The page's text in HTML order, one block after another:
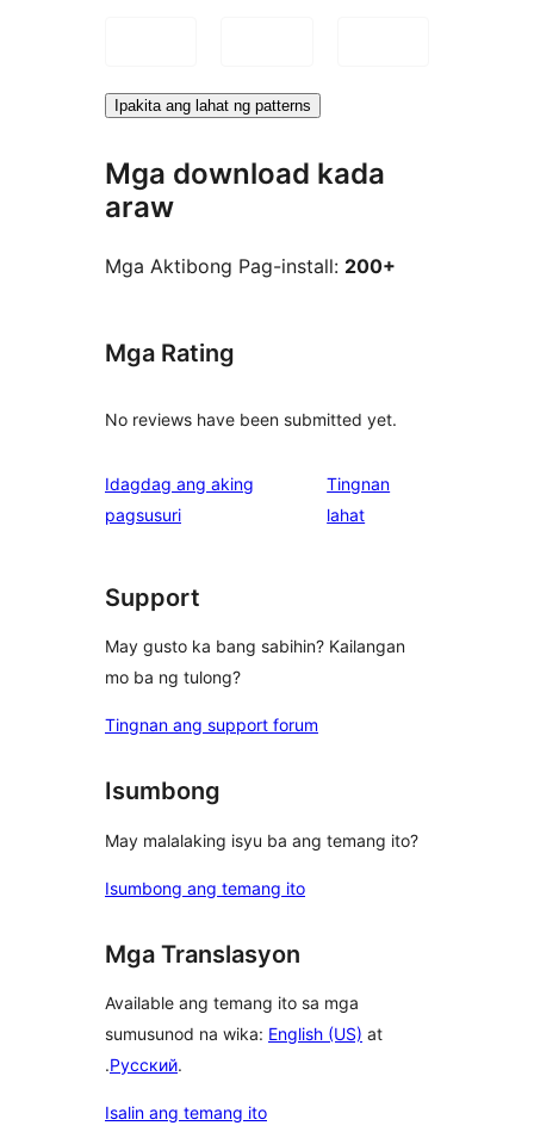
Ipakita ang lahat ng patterns
Mga download kada
araw
Mga Aktibong Pag-install: 200+
Mga Rating
No reviews have been submitted yet.
Idagdag ang aking
pagsusuri
Tingnan
lahatng
Support
May gusto ka bang sabihin? Kailangan
mo ba ng tulong?
Tingnan ang support forum
Isumbong
May malalaking isyu ba ang temang ito?
Isumbong ang temang ito
Mga Translasyon
Available ang temang ito sa mga
sumusunod na wika: English (US) at
.Русский.
Isalin ang temang ito